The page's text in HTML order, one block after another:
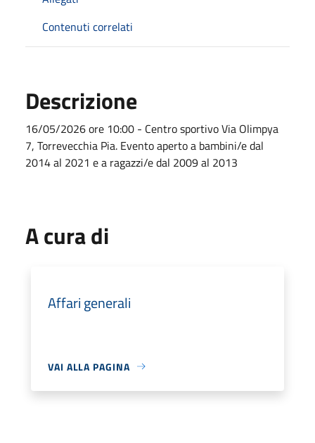
Contenuti correlati
Descrizione
16/05/2026 ore 10:00 - Centro sportivo Via Olimpya
7, Torrevecchia Pia. Evento aperto a bambini/e dal
2014 al 2021 e a ragazzi/e dal 2009 al 2013
A cura di
Affari generali
VAI ALLA PAGINA